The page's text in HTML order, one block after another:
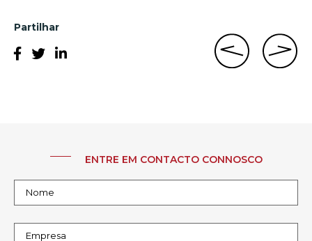
Partilhar
ENTRE EM CONTACTO CONNOSCO